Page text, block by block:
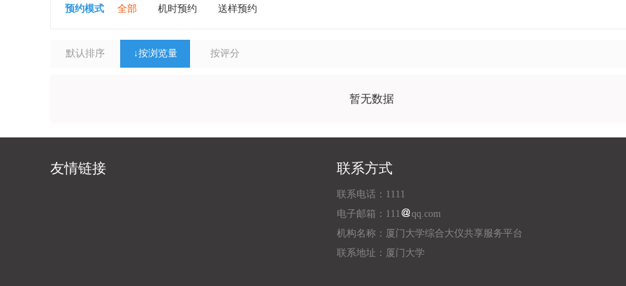
预约模式 全部 机时预约 送样预约
默认排序 ↓按浏览量 按评分
暂无数据
友情链接 联系方式
联系电话：1111
电子邮箱：111
qq.com
机构名称：厦门大学综合大仪共享服务平台
联系地址：厦门大学